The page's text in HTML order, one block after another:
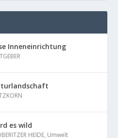
Inneneinrichtung
es wild
HEIDE, Umwelt